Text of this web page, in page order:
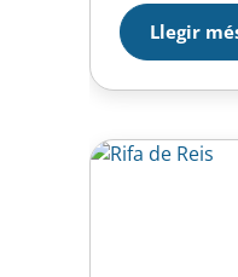
ens
HOQUEI
(6 al 8 de
L’equip
Llegir